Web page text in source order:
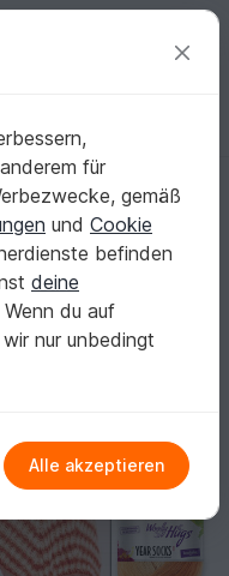
Kostenlos registrieren
für
gemäß
und Cookie
befinden
deine
Wenn du auf
nur unbedingt
Alle akzeptieren